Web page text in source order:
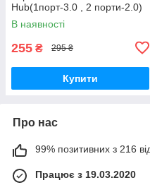
Hub(1порт-3.0 , 2 порти-2.0)
В наявності
255 ₴ 295 ₴
Купити
Про нас
99% позитивних з 216
Працює з 19.03.2020